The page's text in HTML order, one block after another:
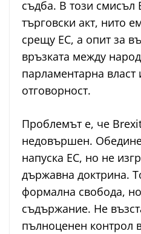
съдба. В този смисъл
търговски акт, нито
срещу ЕС, а опит за
връзката между
парламентарна власт
отговорност.
Проблемът е, че
недовършен.
напуска ЕС, но не
държавна доктрина.
формална свобода,
съдържание. Не
пълноценен контрол